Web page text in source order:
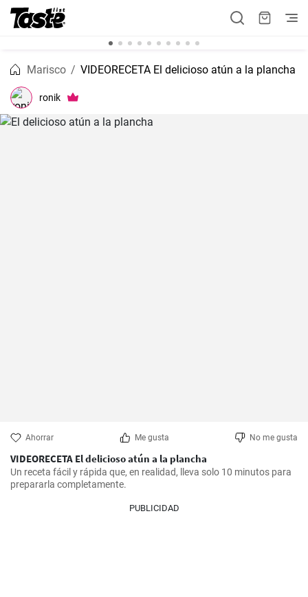
Marisco VIDEORECETA El delicioso atún a la plancha
ronik
Ahorrar Me gusta No me gusta
VIDEORECETA El delicioso atún a la plancha
Un receta fácil y rápida que, en realidad, lleva solo 10 minutos para
prepararla completamente.
PUBLICIDAD